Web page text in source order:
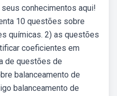
conhecimentos aqui!
10 questões sobre
químicas. 2) as questões
coeficientes em
de questões de
balanceamento de
balanceamento de